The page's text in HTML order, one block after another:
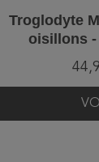
Troglodyte
oisillons -